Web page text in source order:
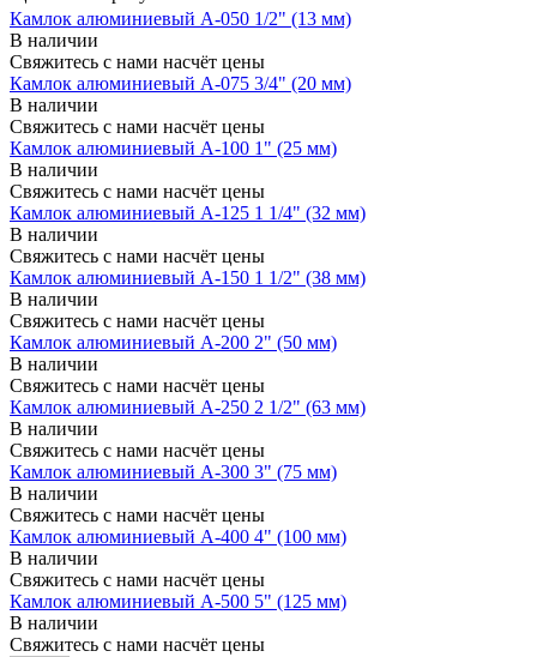
Камлок алюминиевый A-050 1/2" (13 мм)
В наличии
Свяжитесь с нами насчёт цены
Камлок алюминиевый A-075 3/4" (20 мм)
В наличии
Свяжитесь с нами насчёт цены
Камлок алюминиевый A-100 1" (25 мм)
В наличии
Свяжитесь с нами насчёт цены
Камлок алюминиевый A-125 1 1/4" (32 мм)
В наличии
Свяжитесь с нами насчёт цены
Камлок алюминиевый A-150 1 1/2" (38 мм)
В наличии
Свяжитесь с нами насчёт цены
Камлок алюминиевый A-200 2" (50 мм)
В наличии
Свяжитесь с нами насчёт цены
Камлок алюминиевый A-250 2 1/2" (63 мм)
В наличии
Свяжитесь с нами насчёт цены
Камлок алюминиевый A-300 3" (75 мм)
В наличии
Свяжитесь с нами насчёт цены
Камлок алюминиевый A-400 4" (100 мм)
В наличии
Свяжитесь с нами насчёт цены
Камлок алюминиевый A-500 5" (125 мм)
В наличии
Свяжитесь с нами насчёт цены